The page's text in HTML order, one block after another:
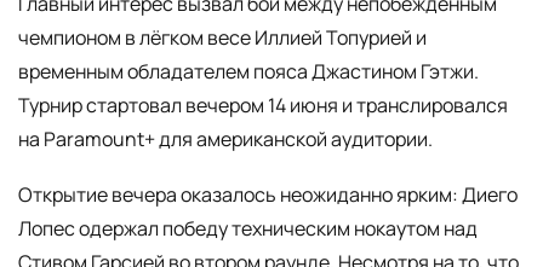
чемпионом в лёгком весе Иллией Топурией и
временным обладателем пояса Джастином Гэтжи.
Турнир стартовал вечером 14 июня и транслировался
на Paramount+ для американской аудитории.
Открытие вечера оказалось неожиданно ярким: Диего
Лопес одержал победу техническим нокаутом над